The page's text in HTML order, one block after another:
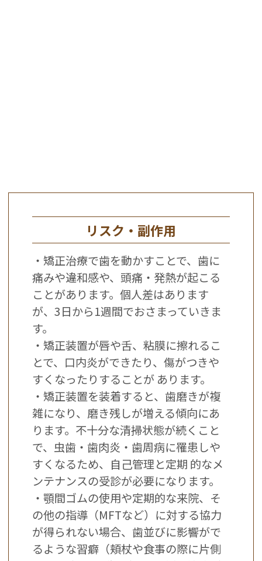
リスク・副作用
・矯正治療で歯を動かすことで、歯に
痛みや違和感や、頭痛・発熱が起こる
ことがあります。個人差はあります
が、3日から1週間でおさまっていきま
す。
・矯正装置が唇や舌、粘膜に擦れるこ
とで、口内炎ができたり、傷がつきや
すくなったりすることが あります。
・矯正装置を装着すると、歯磨きが複
雑になり、磨き残しが増える傾向にあ
ります。不十分な清掃状態が続くこと
で、虫歯・歯肉炎・歯周病に罹患しや
すくなるため、自己管理と定期 的なメ
ンテナンスの受診が必要になります。
・顎間ゴムの使用や定期的な来院、そ
の他の指導（MFTなど）に対する協力
が得られない場合、歯並びに影響がで
るような習癖（頬杖や食事の際に片側